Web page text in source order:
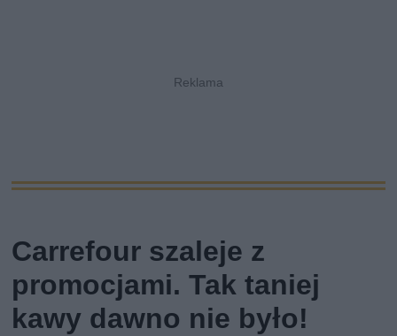
Carrefour szaleje z
promocjami. Tak taniej
kawy dawno nie było!